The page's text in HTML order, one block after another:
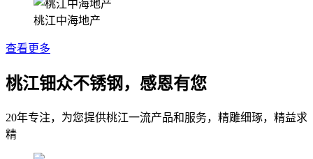
桃江中海地产
查看更多
桃江钿众不锈钢，感恩有您
20年专注，为您提供桃江一流产品和服务，精雕细琢，精益求
精